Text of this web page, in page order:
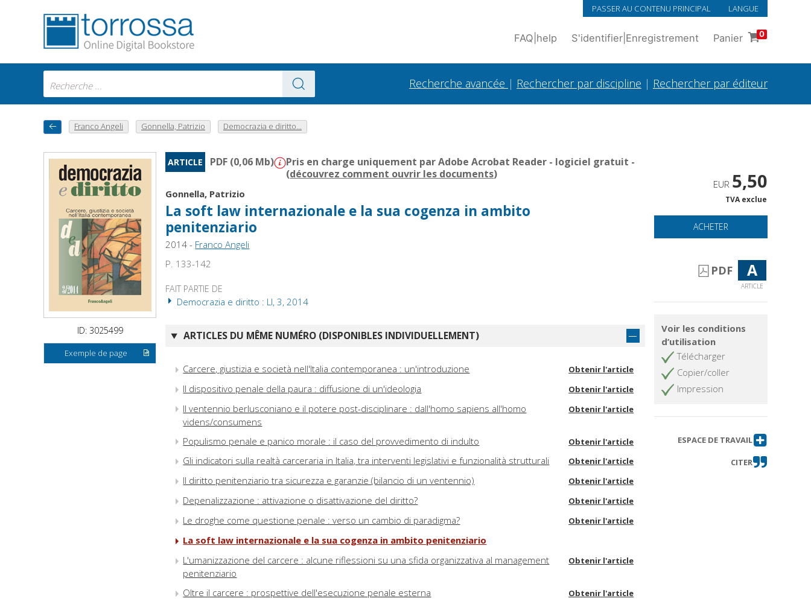
PASSER AU CONTENU PRINCIPAL LANGUE
FAQ help S'identifier Enregistrement Panier 0
Recherche avancée | Rechercher par discipline | Rechercher par éditeur
Franco Angeli Gonnella, Patrizio Democrazia e diritto...
ID: 3025499
Exemple de page
ARTICLE PDF (0,06 Mb)
Pris en charge uniquement par Adobe Acrobat Reader - logiciel gratuit -
(découvrez comment ouvrir les documents)
Gonnella, Patrizio
La soft law internazionale e la sua cogenza in ambito
penitenziario
2014 - Franco Angeli
P. 133-142
FAIT PARTIE DE
Democrazia e diritto : LI, 3, 2014
ARTICLES DU MÊME NUMÉRO (DISPONIBLES INDIVIDUELLEMENT)
Carcere, giustizia e società nell'Italia contemporanea : un'introduzione Obtenir l'article
Il dispositivo penale della paura : diffusione di un'ideologia Obtenir l'article
Il ventennio berlusconiano e il potere post-disciplinare : dall'homo sapiens all'homo
videns/consumens
Obtenir l'article
Populismo penale e panico morale : il caso del provvedimento di indulto Obtenir l'article
Gli indicatori sulla realtà carceraria in Italia, tra interventi legislativi e funzionalità strutturali Obtenir l'article
Il diritto penitenziario tra sicurezza e garanzie (bilancio di un ventennio) Obtenir l'article
Depenalizzazione : attivazione o disattivazione del diritto? Obtenir l'article
Le droghe come questione penale : verso un cambio di paradigma? Obtenir l'article
La soft law internazionale e la sua cogenza in ambito penitenziario
L'umanizzazione del carcere : alcune riflessioni su una sfida organizzativa al management
penitenziario
Obtenir l'article
Oltre il carcere : prospettive dell'esecuzione penale esterna Obtenir l'article
EUR 5,50
TVA exclue
ACHETER
PDF A
ARTICLE
Voir les conditions
d’utilisation
Télécharger
Copier/coller
Impression
ESPACE DE TRAVAIL
CITER